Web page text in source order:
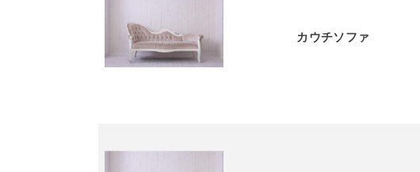
カウチソファ